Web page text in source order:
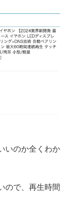
いのか全くわか
ので、再生時間